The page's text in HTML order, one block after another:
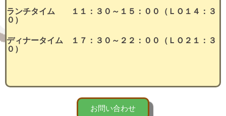
ランチタイム １１：３０～１５：００（ＬＯ１４：３
０）
ディナータイム １７：３０～２２：００（ＬＯ２１：３
０）
お問い合わせ